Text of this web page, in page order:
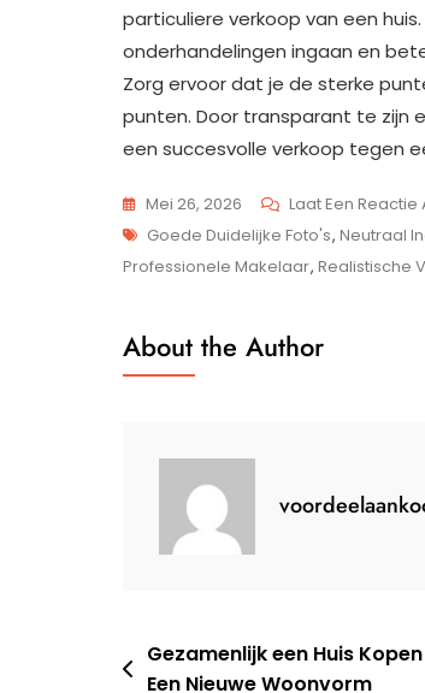
particuliere verkoop van een
onderhandelingen ingaan en
Zorg ervoor dat je de sterke
punten. Door transparant te zijn
een succesvolle verkoop tegen
Mei 26, 2026 Laat Een Reactie
Tags
Goede Duidelijke Foto's, Neutraal
Professionele Makelaar, Realistische
About the Author
Berichtnavigatie
Gezamenlijk een Huis
Een Nieuwe Woonvorm